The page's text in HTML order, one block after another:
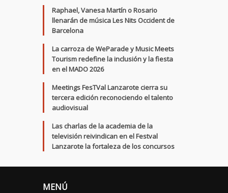
Raphael, Vanesa Martín o Rosario
llenarán de música Les Nits Occident de
Barcelona
La carroza de WeParade y Music Meets
Tourism redefine la inclusión y la fiesta
en el MADO 2026
Meetings FesTVal Lanzarote cierra su
tercera edición reconociendo el talento
audiovisual
Las charlas de la academia de la
televisión reivindican en el Festval
Lanzarote la fortaleza de los concursos
MENÚ